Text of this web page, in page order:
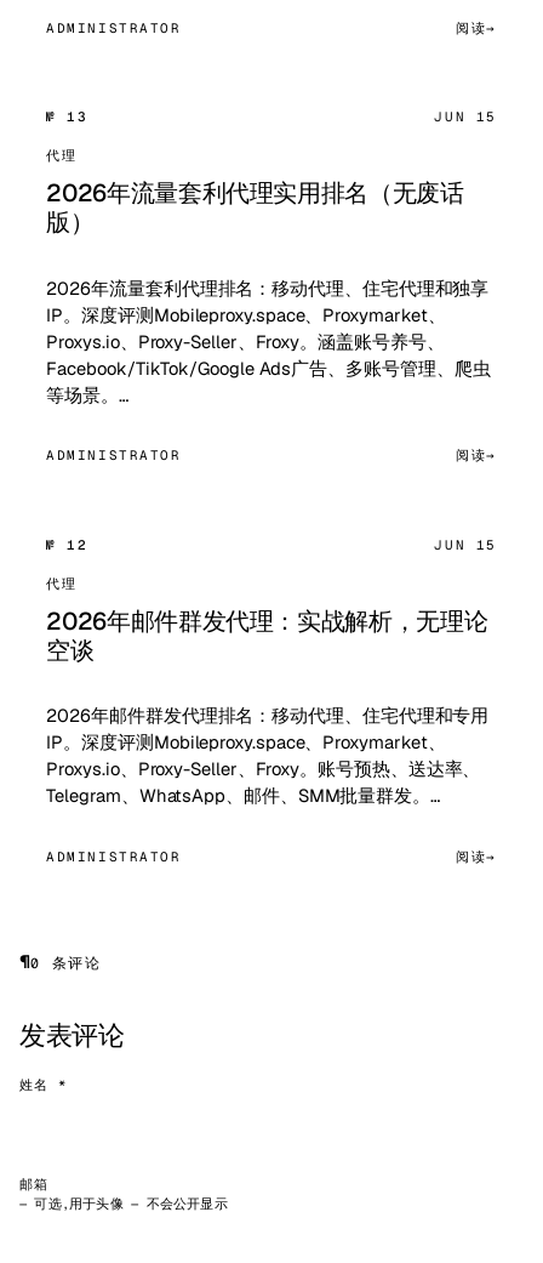
ADMINISTRATOR 阅读
№ 13 JUN 15
代理
2026年流量套利代理实用排名（无废话
版）
2026年流量套利代理排名：移动代理、住宅代理和独享
IP。深度评测Mobileproxy.space、Proxymarket、
Proxys.io、Proxy-Seller、Froxy。涵盖账号养号、
Facebook/TikTok/Google Ads广告、多账号管理、爬虫
等场景。…
ADMINISTRATOR 阅读
№ 12 JUN 15
代理
2026年邮件群发代理：实战解析，无理论
空谈
2026年邮件群发代理排名：移动代理、住宅代理和专用
IP。深度评测Mobileproxy.space、Proxymarket、
Proxys.io、Proxy-Seller、Froxy。账号预热、送达率、
Telegram、WhatsApp、邮件、SMM批量群发。…
ADMINISTRATOR 阅读
¶0 条评论
发表评论
姓名 *
邮箱
— 可选,用于头像 — 不会公开显示